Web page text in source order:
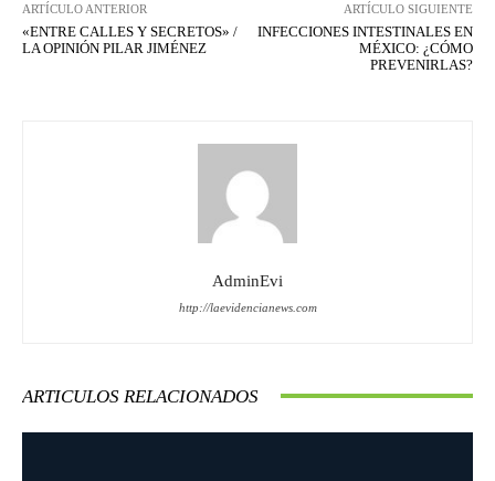
ARTÍCULO ANTERIOR
«ENTRE CALLES Y SECRETOS» /
LA OPINIÓN PILAR JIMÉNEZ
ARTÍCULO SIGUIENTE
INFECCIONES INTESTINALES EN
MÉXICO: ¿CÓMO
PREVENIRLAS?
AdminEvi
http://laevidencianews.com
ARTICULOS RELACIONADOS